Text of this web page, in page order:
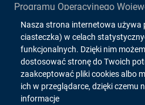
Programu Operacyjnego
2014-
działanie 2.1. "Wsparcie
Informacja
o
cookies!
Nasza strona internetowa używa
ciasteczka) w celach
funkcjonalnych. Dzięki nim
dostosować stronę do Twoich
zaakceptować pliki cookies albo
ich w przeglądarce, dzięki czemu
informacje